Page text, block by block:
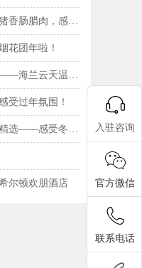
渝北观景台农家自制土猪香肠腊肉，感受传统年味！
花团年啦！
老牌资格温泉酒店推荐——海兰云天温泉酒店
受过年氛围！
重庆巴南温泉民宿酒店精选——感受冬日山城浪漫
尔顿欢朋酒店
入驻咨询
官方微信
联系电话